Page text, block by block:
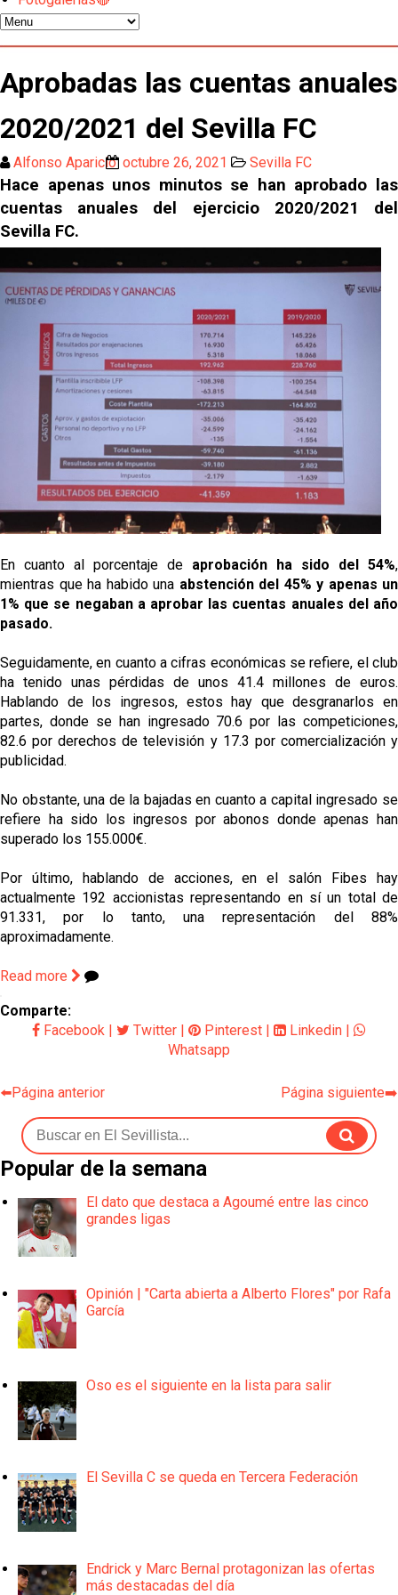
Odysseas Vlachodimos: “El objetivo es mejorar la
temporada pasada”
El Sevilla FC empieza a inscribir a los nuevos
fichajes
Opinión | "Carta abierta a Alberto Flores" por Rafa
Análisis I Quién es y cómo juega Fran González
Endrick y Marc Bernal protagonizan las ofertas más
destacadas del día
El Sevilla Juvenil A última detalles en Canarias para
su debut en la Cantalejo Province Cup
La cita ante el Espanyol a domicilio ya tiene horario
El dato que destaca a Agoumé entre las cinco
grandes ligas
Juanlu de vuelta a Sevilla para cerrar su fichaje a la
Premier
El Granada negocia con el Sevilla FC por Alberto
Flores
El Sevilla continúa con despidos y rechaza una
oferta de 420 millones por el club
Aprobadas las cuentas anuales
2020/2021 del Sevilla FC
Alfonso Aparicio octubre 26, 2021 Sevilla FC
Hace apenas unos minutos se han aprobado las
cuentas anuales del ejercicio 2020/2021 del
Sevilla FC.
En cuanto al porcentaje de aprobación ha sido del 54%,
mientras que ha habido una abstención del 45% y apenas un
1% que se negaban a aprobar las cuentas anuales del año
pasado.
Seguidamente, en cuanto a cifras económicas se refiere, el club
ha tenido unas pérdidas de unos 41.4 millones de euros.
Hablando de los ingresos, estos hay que desgranarlos en
partes, donde se han ingresado 70.6 por las competiciones,
82.6 por derechos de televisión y 17.3 por comercialización y
publicidad.
No obstante, una de la bajadas en cuanto a capital ingresado se
refiere ha sido los ingresos por abonos donde apenas han
superado los 155.000€.
Por último, hablando de acciones, en el salón Fibes hay
actualmente 192 accionistas representando en sí un total de
91.331, por lo tanto, una representación del 88%
aproximadamente.
Read more
Comparte:
Facebook | Twitter | Pinterest | Linkedin |
Whatsapp
⬅️Página anterior Página siguiente➡️
Popular de la semana
El dato que destaca a Agoumé entre las cinco
grandes ligas
Opinión | "Carta abierta a Alberto Flores" por Rafa
García
Oso es el siguiente en la lista para salir
El Sevilla C se queda en Tercera Federación
Endrick y Marc Bernal protagonizan las ofertas
más destacadas del día